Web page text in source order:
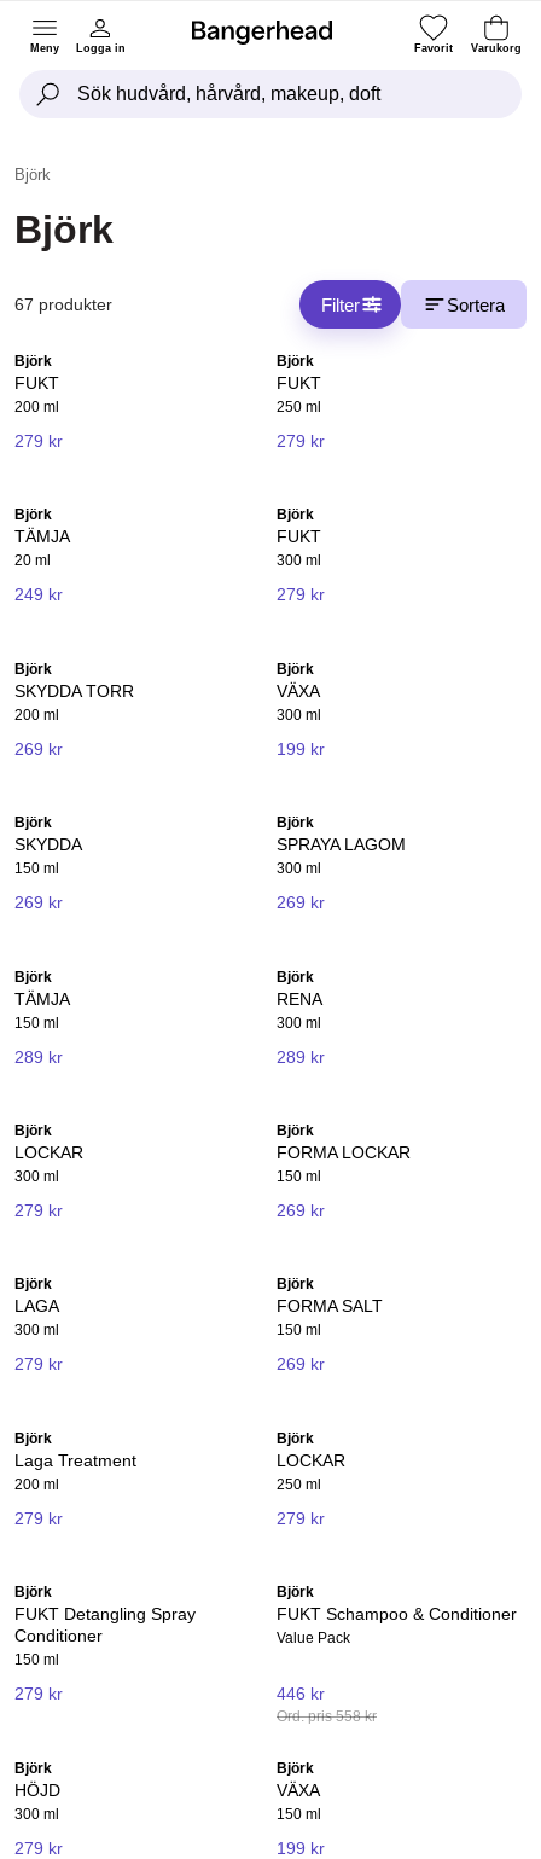
Meny Logga in Favorit Varukorg
Björk
Björk
67 produkter Filter Sortera
Björk
FUKT
200 ml
279 kr
Björk
FUKT
250 ml
279 kr
Björk
TÄMJA
20 ml
249 kr
Björk
FUKT
300 ml
279 kr
Björk
SKYDDA TORR
200 ml
269 kr
Björk
VÄXA
300 ml
199 kr
Björk
SKYDDA
150 ml
269 kr
Björk
SPRAYA LAGOM
300 ml
269 kr
Björk
TÄMJA
150 ml
289 kr
Björk
RENA
300 ml
289 kr
Björk
LOCKAR
300 ml
279 kr
Björk
FORMA LOCKAR
150 ml
269 kr
Björk
LAGA
300 ml
279 kr
Björk
FORMA SALT
150 ml
269 kr
Björk
Laga Treatment
200 ml
279 kr
Björk
LOCKAR
250 ml
279 kr
Björk
FUKT Detangling Spray
Conditioner
150 ml
279 kr
Björk
FUKT Schampoo & Conditioner
Value Pack
446 kr
Ord. pris 558 kr
Björk
HÖJD
300 ml
279 kr
Björk
VÄXA
150 ml
199 kr